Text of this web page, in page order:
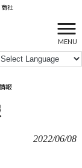
社
MENU
報
2022/06/08